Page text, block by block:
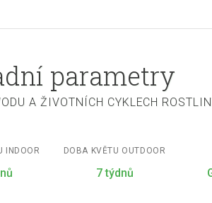
parametry
A ŽIVOTNÍCH CYKLECH
INDOOR DOBA KVĚTU OUTDOOR
7 týdnů